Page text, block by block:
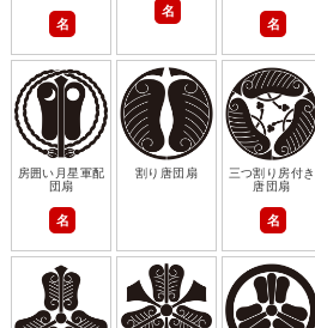
名
名
名
房囲い月星軍配
団扇
名
割り唐団扇
三つ割り房付き
唐団扇
名